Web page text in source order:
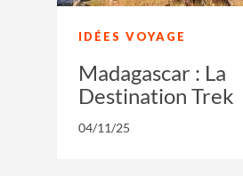
IDÉES VOYAGE
Madagascar : La
Destination Trek
04/11/25